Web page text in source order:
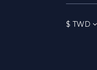
$ TWD